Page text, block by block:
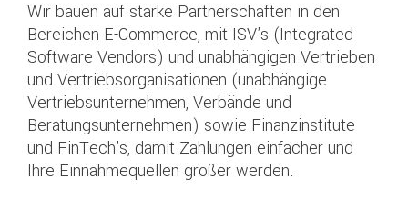
Wir bauen auf starke Partnerschaften in den
Bereichen E-Commerce, mit ISV's (Integrated
Software Vendors) und unabhängigen Vertrieben
und Vertriebsorganisationen (unabhängige
Vertriebsunternehmen, Verbände und
Beratungsunternehmen) sowie Finanzinstitute
und FinTech's, damit Zahlungen einfacher und
Ihre Einnahmequellen größer werden.